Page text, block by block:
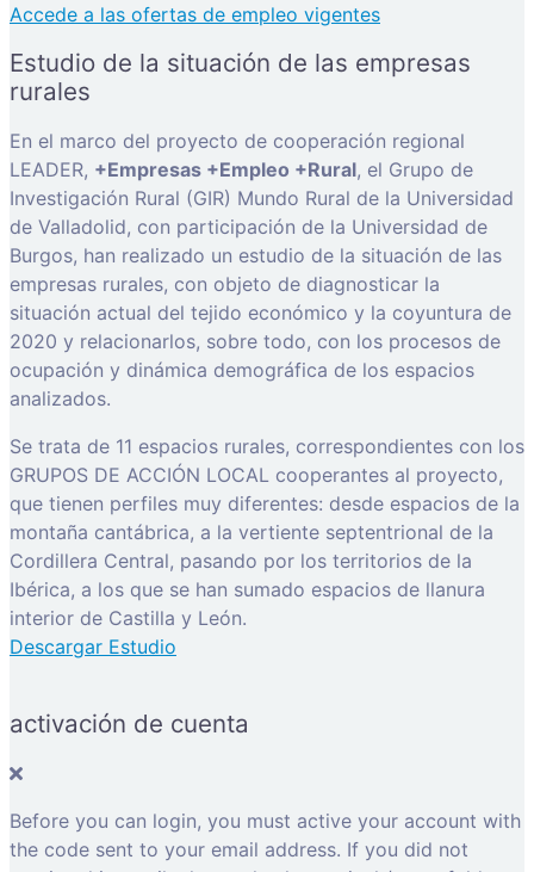
Accede a las ofertas de empleo vigentes
Estudio de la situación de las empresas
rurales
En el marco del proyecto de cooperación regional
LEADER, +Empresas +Empleo +Rural, el Grupo de
Investigación Rural (GIR) Mundo Rural de la Universidad
de Valladolid, con participación de la Universidad de
Burgos, han realizado un estudio de la situación de las
empresas rurales, con objeto de diagnosticar la
situación actual del tejido económico y la coyuntura de
2020 y relacionarlos, sobre todo, con los procesos de
ocupación y dinámica demográfica de los espacios
analizados.
Se trata de 11 espacios rurales, correspondientes con los
GRUPOS DE ACCIÓN LOCAL cooperantes al proyecto,
que tienen perfiles muy diferentes: desde espacios de la
montaña cantábrica, a la vertiente septentrional de la
Cordillera Central, pasando por los territorios de la
Ibérica, a los que se han sumado espacios de llanura
interior de Castilla y León.
Descargar Estudio
activación de cuenta
Before you can login, you must active your account with
the code sent to your email address. If you did not